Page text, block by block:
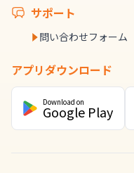
サポート
問い合わせフォーム
アプリダウンロード
Download on
Google Play